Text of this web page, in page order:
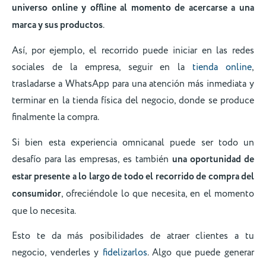
universo online y offline al momento de acercarse a una
marca y sus productos.
Así, por ejemplo, el recorrido puede iniciar en las redes
sociales de la empresa, seguir en la tienda online,
trasladarse a WhatsApp para una atención más inmediata y
terminar en la tienda física del negocio, donde se produce
finalmente la compra.
Si bien esta experiencia omnicanal puede ser todo un
desafío para las empresas, es también una oportunidad de
estar presente a lo largo de todo el recorrido de compra del
consumidor, ofreciéndole lo que necesita, en el momento
que lo necesita.
Esto te da más posibilidades de atraer clientes a tu
negocio, venderles y fidelizarlos. Algo que puede generar